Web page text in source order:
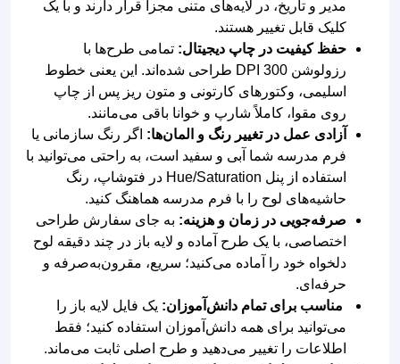
رزولوشن 300 DPI طراحی شده‌اند. این یعنی خطوط
اسلیمی، وکتورهای کارتونی و متون ریز پس از چاپ
روی مقوا، کاملاً شارپ و خوانا باقی می‌مانند.
آزادی عمل در تغییر رنگ و المان‌ها:اگر رنگ سازمانی یا
فرم مدرسه شما آبی و سفید است، به راحتی می‌توانید با
استفاده از پنل Hue/Saturation در فتوشاپ، رنگ
حاشیه‌های لوح را با فرم مدرسه هماهنگ کنید.
صرفه‌جویی در زمان و هزینه:به جای سفارش طراحی
اختصاصی، با یک طرح آماده و لایه باز در چند دقیقه لوح
دلخواه خود را آماده می‌کنید؛ سریع، مقرون‌به‌صرفه و
حرفه‌ای.
مناسب برای تمام دانش‌آموزان:یک فایل لایه باز را
می‌توانید برای همه دانش‌آموزان استفاده کنید؛ فقط
اطلاعات را تغییر می‌دهید و طرح اصلی ثابت می‌ماند.
مناسب معلمان و مدیران بدون مهارت طراحی
حرفه‌ای:حتی اگر طراح حرفه‌ای نباشید، فقط با چند
تغییر ساده می‌توانید یک لوح زیبا و رسمی آماده کنید.